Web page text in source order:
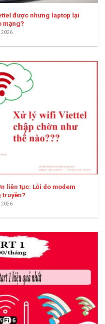
được nhưng laptop lại
mạng?
liên tục: Lỗi do modem
truyền?